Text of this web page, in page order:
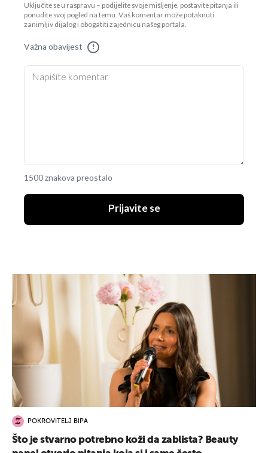
Uključite se u raspravu – podijelite svoje mišljenje, postavite pitanja ili
ponudite svoj pogled na temu. Vaš komentar može potaknuti
zanimljiv dijalog i obogatiti zajednicu našeg portala.
Važna obavijest !
1500 znakova preostalo
Prijavite se
POKROVITELJ BIPA
Što je stvarno potrebno koži da zablista? Beauty